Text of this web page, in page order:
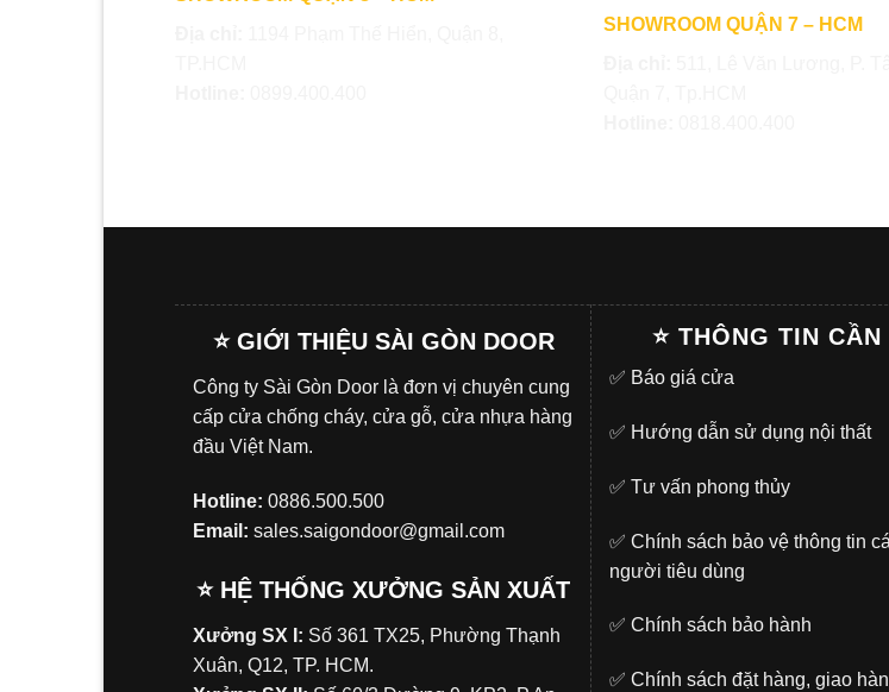
SHOWROOM QUẬN 7 – HCM
⭐ GIỚI THIỆU SÀI GÒN DOOR
Công ty Sài Gòn Door là đơn vị chuyên cung
cấp cửa chống cháy, cửa gỗ, cửa nhựa hàng
đầu Việt Nam.
Hotline: 0886.500.500
Email: sales.saigondoor@gmail.com
⭐ HỆ THỐNG XƯỞNG SẢN XUẤT
Xưởng SX I: Số 361 TX25, Phường Thạnh
Xuân, Q12, TP. HCM.
⭐ THÔNG TIN
✅ Báo giá cửa
✅ Hướng dẫn sử dụng nội thất
✅ Tư vấn phong thủy
✅ Chính sách bảo vệ thông tin
người tiêu dùng
✅ Chính sách bảo hành
✅ Chính sách đặt hàng, giao